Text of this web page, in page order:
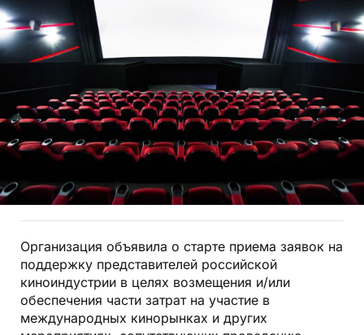
Организация объявила о старте приема заявок на
поддержку представителей российской
киноиндустрии в целях возмещения и/или
обеспечения части затрат на участие в
международных кинорынках и других